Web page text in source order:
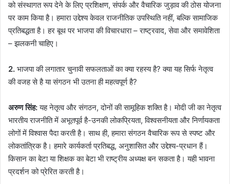
को संस्थागत रूप देने के लिए प्रशिक्षण, संपर्क और वैचारिक जुड़ाव की ठोस योजना
पर काम किया है। हमारा उद्देश्य केवल राजनीतिक उपस्थिति नहीं, बल्कि सामाजिक
प्रतिबद्धता है। हर बूथ पर भाजपा की विचारधारा – राष्ट्रवाद, सेवा और समावेशिता
– झलकनी चाहिए।
2. भाजपा की लगातार चुनावी सफलताओं का क्या रहस्य है? क्या यह सिर्फ नेतृत्व
की वजह से है या संगठन भी उतना ही महत्वपूर्ण है?
अरुण सिंह:यह नेतृत्व और संगठन, दोनों की सामूहिक शक्ति है। मोदी जी का नेतृत्व
भारतीय राजनीति में अभूतपूर्व है-उनकी लोकप्रियता, विश्वसनीयता और निर्णायकता
लोगों में विश्वास पैदा करती है। साथ ही, हमारा संगठन वैचारिक रूप से स्पष्ट और
लोकतांत्रिक है। हमारे कार्यकर्ता प्रतिबद्ध, अनुशासित और उद्देश्य-प्रधान हैं।
किसान का बेटा या शिक्षक का बेटा भी राष्ट्रीय अध्यक्ष बन सकता है। यही भावना
प्रदर्शन को प्रेरित करती है।